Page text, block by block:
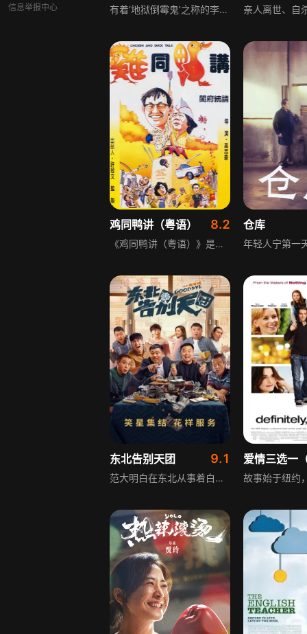
信息举报中心
有着‘地狱倒霉鬼’之称的李加乘，出生二十多年诸事不顺，对人生失望的他再次尝试自杀，失败后结识新朋友何红申与护士夏天。加乘向夏天表白，却担心自己的晦气会连累对方——所有对他好、受他帮助的人都会跟着倒霉。当他遇到赌术高手、夏天的哥哥春天后，其霉意外成为赌场利器，两人搭档逼退宿敌大口九的生意，却遭对方疯狂报复。
鸡同鸭讲（粤语） 8.2
《鸡同鸭讲（粤语）》是一部香港喜剧影片，讲述许记烧鸭是香港街头尽人皆知的风味美食，虽然店铺寒酸，装潢陈旧，但是凭借老板老许那一手出色的烧鸭技巧，依然引得众多食客前来大快朵颐。生意兴隆，不过老许对待下面的员工却甚为苛刻，无休止的加班、可怜的薪水，员工们怨声载道，反被老许巧言令色蒙骗过去。不过就在某一天，许记烧鸭的灾难来了，对门的店铺开了一家西式炸鸡店，老板丹尼以先进的理念推广他的西式快餐，很快便将老许的客人抢了去，危机当头，老许想出各种办法应对，而丹尼也意欲将烧鸭店置于死地。
仓库
东北告别天团 9.1
范大明白在东北从事着白事行业，与众不同的是，范大明白愿意接纳刑满释放的人，为他们提供工作机会。这一天，一名叫做牛硬朗的男人来到店里，抛出了豪华大单——三百万的葬礼，范大明白及团队惊讶不已……在办葬礼的过程中，范大明白和牛硬朗才发现，原来二人之间的渊源不止如此……影片围绕白事行业展开，充满了东北特色的喜剧元素，展现了小人物的故事与人性的温暖。
爱情三选一